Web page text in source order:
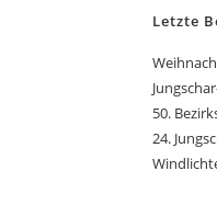
Letzte
50.
24.